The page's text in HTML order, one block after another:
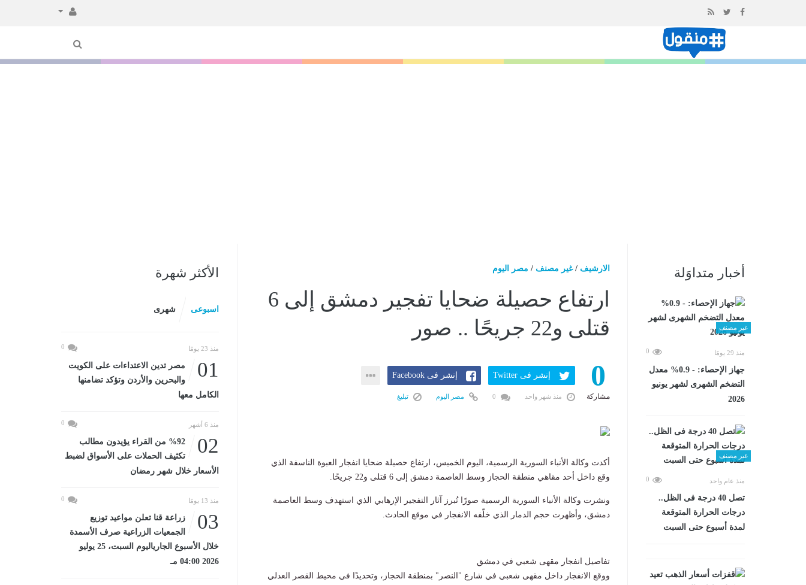
المحتوى
أخبار متداوَلة
غير مصنف
منذ 29 يومًا 0
جهاز الإحصاء: - 0.9% معدل
التضخم الشهرى لشهر يونيو
2026
غير مصنف
منذ عام واحد 0
تصل 40 درجة فى الظل..
درجات الحرارة المتوقعة
لمدة أسبوع حتى السبت
الارشيف /غير مصنف / مصر اليوم
ارتفاع حصيلة ضحايا تفجير دمشق إلى 6
قتلى و22 جريحًا .. صور
0
مشاركة
إنشر فى Twitter إنشر فى Facebook
منذ شهر واحد مصر اليوم تبليغ
أكدت وكالة الأنباء السورية الرسمية، اليوم الخميس، ارتفاع حصيلة ضحايا انفجار العبوة الناسفة الذي
وقع داخل أحد مقاهي منطقة الحجاز وسط العاصمة دمشق إلى 6 قتلى و22 جريحًا.
ونشرت وكالة الأنباء السورية الرسمية صورًا تُبرز آثار التفجير الإرهابي الذي استهدف وسط العاصمة
دمشق، وأظهرت حجم الدمار الذي خلّفه الانفجار في موقع الحادث.
تفاصيل انفجار مقهى شعبي في دمشق
ووقع الانفجار داخل مقهى شعبي في شارع "النصر" بمنطقة الحجاز، وتحديدًا في محيط القصر العدلي
الأكثر شهرة
اسبوعى شهرى
منذ 23 يومًا 0
01
مصر تدين الاعتداءات على الكويت
والبحرين والأردن وتؤكد تضامنها
الكامل معها
منذ 6 أشهر 0
02
%92 من القراء يؤيدون مطالب
تكثيف الحملات على الأسواق لضبط
الأسعار خلال شهر رمضان
منذ 13 يومًا 0
03
زراعة قنا تعلن مواعيد توزيع
الجمعيات الزراعية صرف الأسمدة
خلال الأسبوع الجارياليوم السبت، 25 يوليو
2026 04:00 مـ